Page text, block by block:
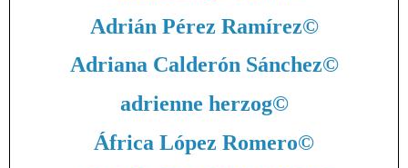
Adrián Pérez Ramírez©
Adriana Calderón Sánchez©
adrienne herzog©
África López Romero©